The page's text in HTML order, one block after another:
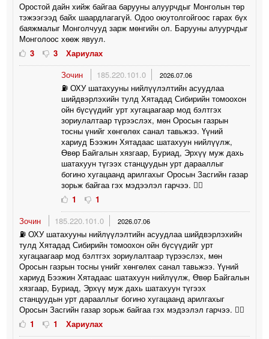
Оростой дайн хийж байгаа барууны алуурчдыг Монголын төр
тэжээгээд байх шаардлагагүй. Одоо оюутолгойгоос гарах бүх
баяжмалыг Монголчууд зарж мөнгийн ол. Барууны алуурчдыг
Монголоос хөөж явуул.
3
3
Хариулах
Зочин
185.220.101.0 2026.07.06
⛽️ ОХУ шатахууны нийлүүлэлтийн асуудлаа
шийдвэрлэхийн тулд Хятадад Сибирийн томоохон
ойн бүсүүдийг урт хугацаагаар мод бэлтгэх
зориулалтаар түрээслэх, мөн Оросын газрын
тосны үнийг хөнгөлөх санал тавьжээ. Үүний
хариуд Бээжин Хятадаас шатахуун нийлүүлж,
Өвөр Байгалын хязгаар, Буриад, Эрхүү муж дахь
шатахуун түгээх станцуудын урт дарааллыг
богино хугацаанд арилгахыг Оросын Засгийн газар
зорьж байгаа гэх мэдээлэл гарчээ. 🤦‍♀️
1
1
Зочин
185.220.101.0 2026.07.06
⛽️ ОХУ шатахууны нийлүүлэлтийн асуудлаа шийдвэрлэхийн
тулд Хятадад Сибирийн томоохон ойн бүсүүдийг урт
хугацаагаар мод бэлтгэх зориулалтаар түрээслэх, мөн
Оросын газрын тосны үнийг хөнгөлөх санал тавьжээ. Үүний
хариуд Бээжин Хятадаас шатахуун нийлүүлж, Өвөр Байгалын
хязгаар, Буриад, Эрхүү муж дахь шатахуун түгээх
станцуудын урт дарааллыг богино хугацаанд арилгахыг
Оросын Засгийн газар зорьж байгаа гэх мэдээлэл гарчээ. 🤦‍♀️
1
1
Хариулах